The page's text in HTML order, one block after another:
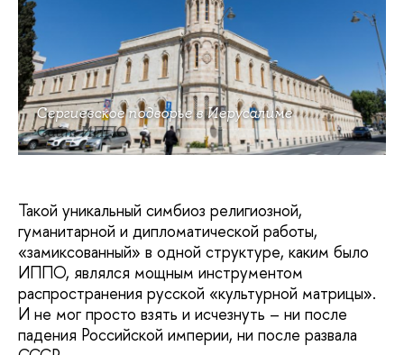
Сергиевское подворье в Иерусалиме
Сайт ИППО
Такой уникальный симбиоз религиозной,
гуманитарной и дипломатической работы,
«замиксованный» в одной структуре, каким было
ИППО, являлся мощным инструментом
распространения русской «культурной матрицы».
И не мог просто взять и исчезнуть – ни после
падения Российской империи, ни после развала